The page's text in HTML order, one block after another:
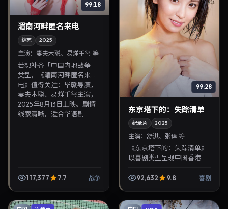
99:18
湄南河畔匿名来电
综艺 2025
主演： 妻夫木聪、易烊千玺 等
若想补齐「中国内地战争」
类型，《湄南河畔匿名来
电》值得关注：毕赣导演，
妻夫木聪、易烊千玺主演，
2025年8月13日上映。剧情
线索清晰，适合华语剧...
117,377 7.7 战争
99:28
东京塔下的：失踪清单
纪录片 2025
主演：舒淇、张译 等
《东京塔下的：失踪清单》
以喜剧类型呈现中国香港当
舒淇、张译。2025年2月8日
92,632 9.8 喜剧